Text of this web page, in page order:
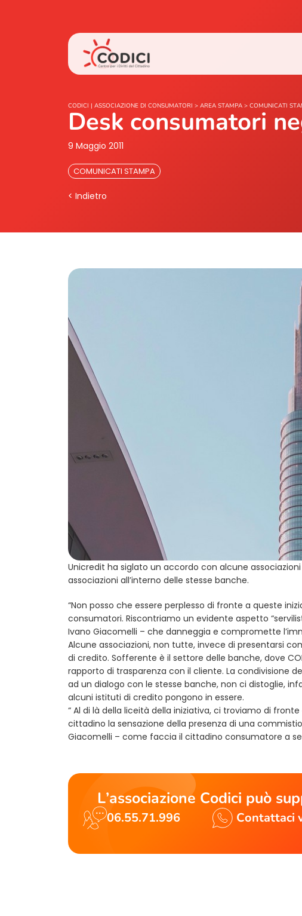
CODICI | ASSOCIAZIONE DI CONSUMATORI > AREA STAMPA > COMUNICATI
Desk consumatori
9 Maggio 2011
COMUNICATI STAMPA
< Indietro
Unicredit ha siglato un accordo con alcune
associazioni all’interno delle stesse banche.
“Non posso che essere perplesso di fronte a queste
consumatori. Riscontriamo un evidente aspetto
Ivano Giacomelli – che danneggia e compromette
Alcune associazioni, non tutte, invece di presentarsi
di credito. Sofferente è il settore delle banche, dove
rapporto di trasparenza con il cliente. La condivisione
ad un dialogo con le stesse banche, non ci distoglie,
alcuni istituti di credito pongono in essere.
“ Al di là della liceità della iniziativa, ci troviamo di
cittadino la sensazione della presenza di una
Giacomelli – come faccia il cittadino consumatore a
L’associazione Codici può
06.55.71.996 Contattaci